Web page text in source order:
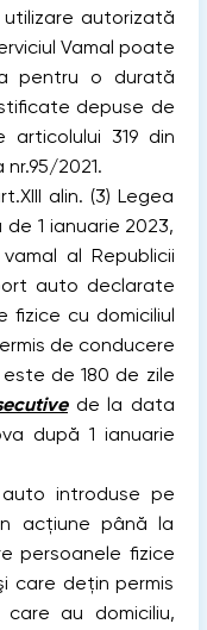
autorizată
Vamal poate
pentru o durată
depuse de
articolului 319 din
2021.
alin. (3) Legea
1 ianuarie 2023,
al Republicii
auto declarate
fizice cu domiciliul
de conducere
de 180 de zile
de la data
după 1 ianuarie
introduse pe
acţiune până la
persoanele fizice
care deţin permis
au domiciliu,